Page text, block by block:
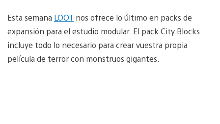
Esta semana LOOT nos ofrece lo último en packs de
expansión para el estudio modular. El pack City Blocks
incluye todo lo necesario para crear vuestra propia
película de terror con monstruos gigantes.